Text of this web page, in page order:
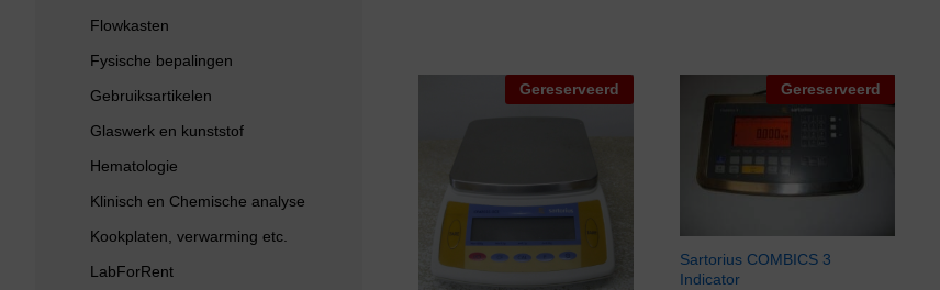
Gereserveerd Gereserveerd
Sartorius COMBICS 3
Indicator
Flowkasten
Fysische bepalingen
Gebruiksartikelen
Glaswerk en kunststof
Hematologie
Klinisch en Chemische analyse
Kookplaten, verwarming etc.
LabForRent